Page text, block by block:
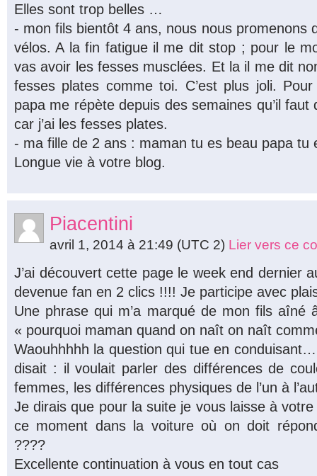
Elles sont trop belles …
- mon fils bientôt 4 ans, nous nous promenons
vélos. A la fin fatigue il me dit stop ; pour le
vas avoir les fesses musclées. Et la il me dit
fesses plates comme toi. C’est plus joli.
papa me répète depuis des semaines qu’il
car j’ai les fesses plates.
- ma fille de 2 ans : maman tu es beau papa tu
Longue vie à votre blog.
Piacentini
avril 1, 2014 à 21:49 (UTC 2) Lier vers ce
J’ai découvert cette page le week end dernier
devenue fan en 2 clics !!!! Je participe avec
Une phrase qui m’a marqué de mon fils aîné
« pourquoi maman quand on naît on naît
Waouhhhhh la question qui tue en conduisant…
disait : il voulait parler des différences de
femmes, les différences physiques de l’un à
Je dirais que pour la suite je vous laisse à
ce moment dans la voiture où on doit
????
Excellente continuation à vous en tout cas